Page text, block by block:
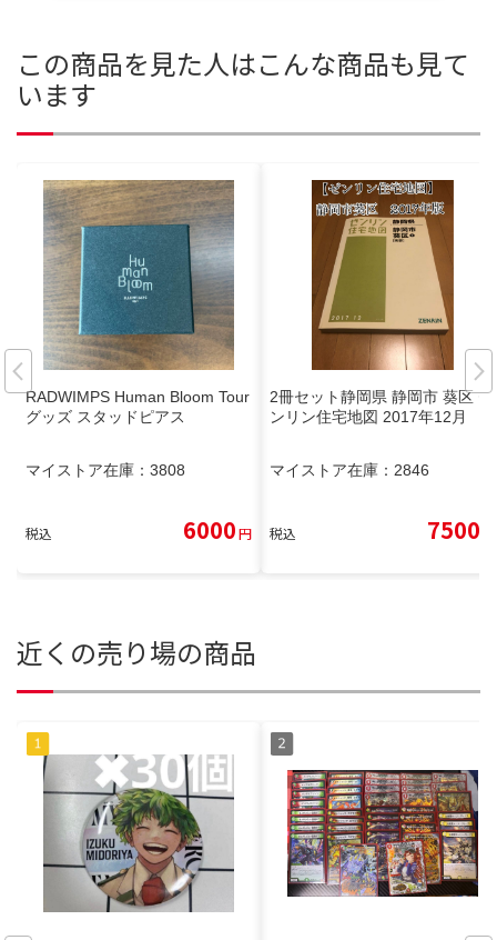
この商品を見た人はこんな商品も見て
います
RADWIMPS Human Bloom Tour
グッズ スタッドピアス
マイストア在庫： 3808
税込 6000円
2冊セット静岡県 静岡市 葵区 ゼ
ンリン住宅地図 2017年12月
マイストア在庫： 2846
税込 7500
近くの売り場の商品